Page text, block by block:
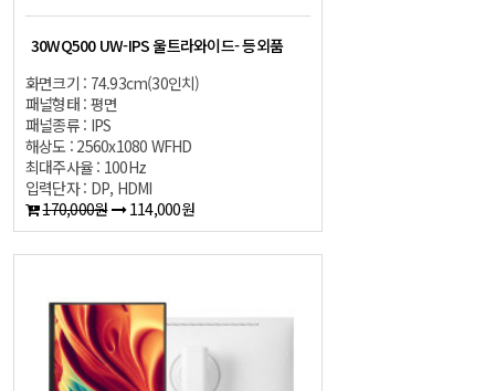
30WQ500 UW-IPS 울트라와이드- 등외품
화면크기 : 74.93cm(30인치)
패널형태 : 평면
패널종류 : IPS
해상도 : 2560x1080 WFHD
최대주사율 : 100Hz
입력단자 : DP, HDMI
170,000원
114,000원